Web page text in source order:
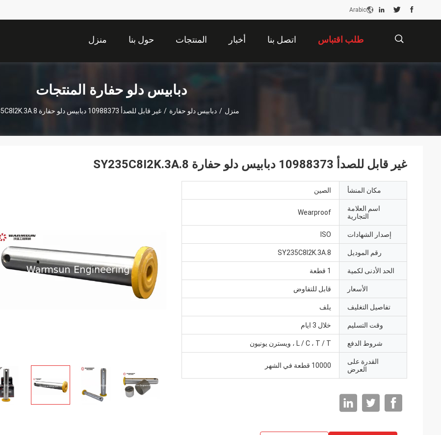
Arabic
منزل حول بنا المنتجات أخبار اتصل بنا طلب اقتباس
دبابيس دلو حفارة المنتجات
منزل / دبابيس دلو حفارة / غير قابل للصدأ 10988373 دبابيس دلو حفارة SY235C8I2K.3A.8
غير قابل للصدأ 10988373 دبابيس دلو حفارة SY235C8I2K.3A.8
مكان المنشأ الصين
اسم العلامة
التجارية
Wearproof
إصدار الشهادات ISO
رقم الموديل SY235C8I2K.3A.8
الحد الأدنى لكمية 1 قطعة
الأسعار قابل للتفاوض
تفاصيل التغليف يلف
وقت التسليم خلال 3 ايام
شروط الدفع L / C ، T / T ، ويسترن يونيون
القدرة على
العرض
10000 قطعة في الشهر